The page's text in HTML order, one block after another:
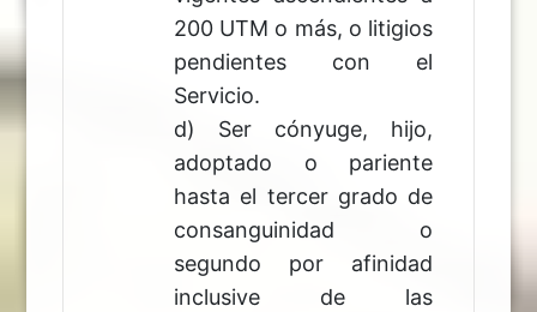
200 UTM o más, o litigios
pendientes con el
Servicio.
d) Ser cónyuge, hijo,
adoptado o pariente
hasta el tercer grado de
consanguinidad o
segundo por afinidad
inclusive de las